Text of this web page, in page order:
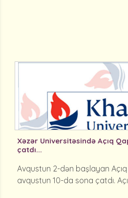
Xəzər Universitəsində Açıq
çatdı...
Avqustun 2-dən başlayan Açıq
avqustun 10-da sona çatdı.